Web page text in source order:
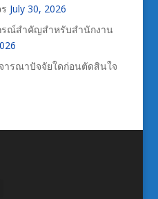
July 30, 2026
รณ์สำคัญสำหรับสำนักงาน
ารณาปัจจัยใดก่อนตัดสินใจ